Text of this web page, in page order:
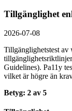
Tillgänglighet
2026-07-08
Tillgänglighetstest av
Guidelines). Pa11y
vilket är högre än
Betyg: 2 av 5